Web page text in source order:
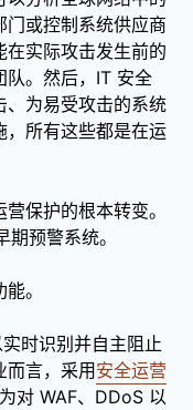
或控制系统供应商
在实际攻击发生前的
队。然后，IT 安全
、为易受攻击的系统
，所有这些都是在运
保护的根本转变。
预警系统。
。
时识别并自主阻止
而言，采用安全运营
对 WAF、DDoS 以